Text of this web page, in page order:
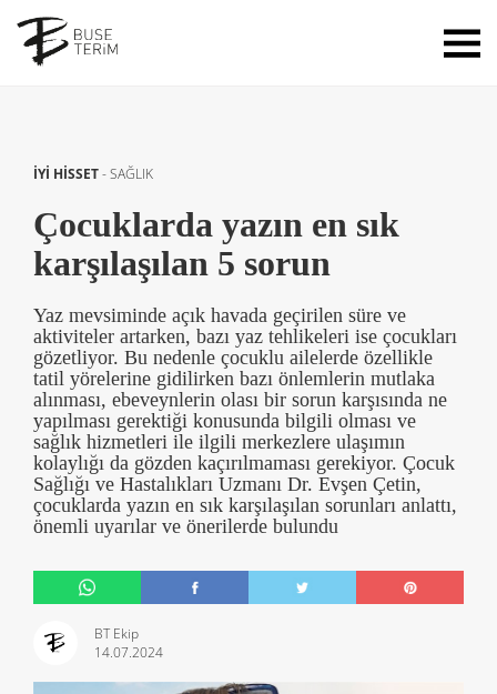
İYİ HİSSET-SAĞLIK
Çocuklarda yazın en sık
karşılaşılan 5 sorun
Yaz mevsiminde açık havada geçirilen süre ve
aktiviteler artarken, bazı yaz tehlikeleri ise çocukları
gözetliyor. Bu nedenle çocuklu ailelerde özellikle
tatil yörelerine gidilirken bazı önlemlerin mutlaka
alınması, ebeveynlerin olası bir sorun karşısında ne
yapılması gerektiği konusunda bilgili olması ve
sağlık hizmetleri ile ilgili merkezlere ulaşımın
kolaylığı da gözden kaçırılmaması gerekiyor. Çocuk
Sağlığı ve Hastalıkları Uzmanı Dr. Evşen Çetin,
çocuklarda yazın en sık karşılaşılan sorunları anlattı,
önemli uyarılar ve önerilerde bulundu
BT Ekip
14.07.2024